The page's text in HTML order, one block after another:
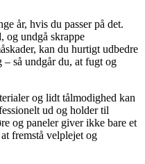
år, hvis du passer på det.
undgå skrappe
kan du hurtigt udbedre
– så undgår du, at fugt og
og lidt tålmodighed kan
ud og holder til
og paneler giver ikke bare et
fremstå velplejet og